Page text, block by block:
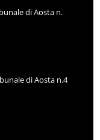
di Aosta n.
di Aosta n.4